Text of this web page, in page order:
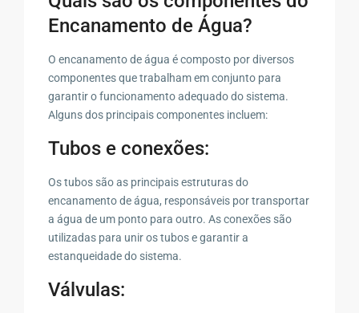
Encanamento de Água?
O encanamento de água é composto por diversos
componentes que trabalham em conjunto para
garantir o funcionamento adequado do sistema.
Alguns dos principais componentes incluem:
Tubos e conexões:
Os tubos são as principais estruturas do
encanamento de água, responsáveis por transportar
a água de um ponto para outro. As conexões são
utilizadas para unir os tubos e garantir a
estanqueidade do sistema.
Válvulas: